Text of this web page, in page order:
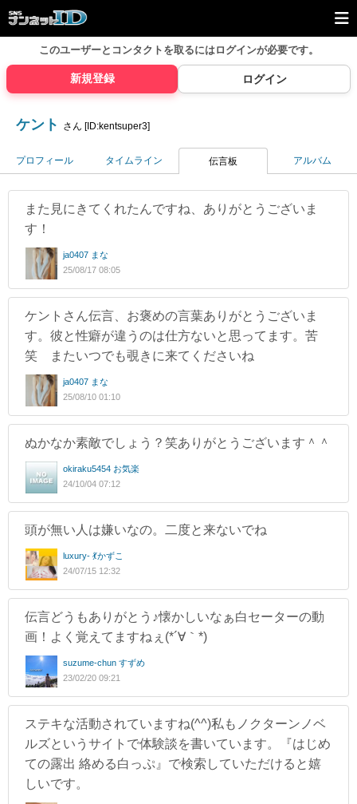
このユーザーとコンタクトを取るにはログインが必要です。
新規登録 ログイン
ケント さん [ID:kentsuper3]
プロフィール タイムライン 伝言板 アルバム
また見にきてくれたんですね、ありがとうございま
す！
ja0407 まな
25/08/17 08:05
ケントさん伝言、お褒めの言葉ありがとうございま
す。彼と性癖が違うのは仕方ないと思ってます。苦
笑 またいつでも覗きに来てくださいね
ja0407 まな
25/08/10 01:10
ぬかなか素敵でしょう？笑ありがとうございます＾＾
okiraku5454 お気楽
24/10/04 07:12
頭が無い人は嫌いなの。二度と来ないでね
luxury- 💃かずこ
24/07/15 12:32
伝言どうもありがとう♪懐かしいなぁ白セーターの動
画！よく覚えてますねぇ(*´∀｀*)
suzume-chun すずめ
23/02/20 09:21
ステキな活動されていますね(^^)私もノクターンノベ
ルズというサイトで体験談を書いています。『はじめ
ての露出 絡める白っぷ』で検索していただけると嬉
しいです。